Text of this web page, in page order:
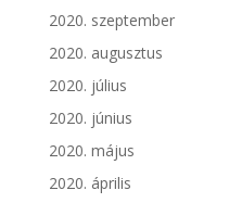
2020. szeptember
2020. augusztus
2020. július
2020. június
2020. május
2020. április